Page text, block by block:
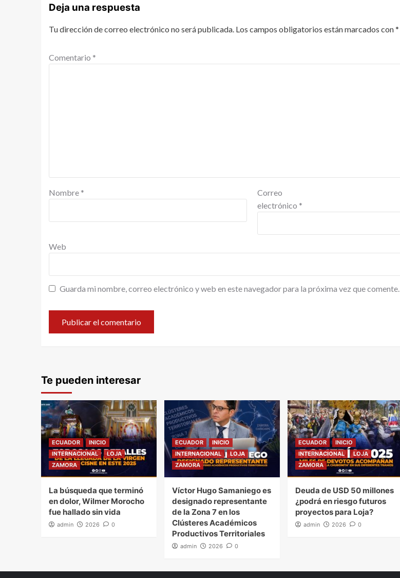
Deja una respuesta
Tu dirección de correo electrónico no será publicada. Los campos obligatorios están marcados con*
Comentario *
Nombre *
Correo
electrónico *
Web
Guarda mi nombre, correo electrónico y web en este navegador para la próxima vez que comente.
Te pueden interesar
ECUADOR
INICIO
INTERNACIONAL
LOJA
ZAMORA
La búsqueda que terminó
en dolor, Wilmer Morocho
fue hallado sin vida
admin 2026 0
ECUADOR
INICIO
INTERNACIONAL
LOJA
ZAMORA
Víctor Hugo Samaniego es
designado representante
de la Zona 7 en los
Clústeres Académicos
Productivos Territoriales
admin 2026 0
ECUADOR
INICIO
INTERNACIONAL
LOJA
ZAMORA
Deuda de USD 50 millones
¿podrá en riesgo futuros
proyectos para Loja?
admin 2026 0